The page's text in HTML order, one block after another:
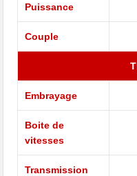
Puissance
Couple
Embrayage
Boite de
vitesses
Transmission